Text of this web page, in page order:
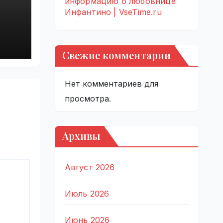
Инфантино | VseTime.ru
Свежие комментарии
Нет комментариев для
просмотра.
Архивы
Август 2026
Июль 2026
Июнь 2026